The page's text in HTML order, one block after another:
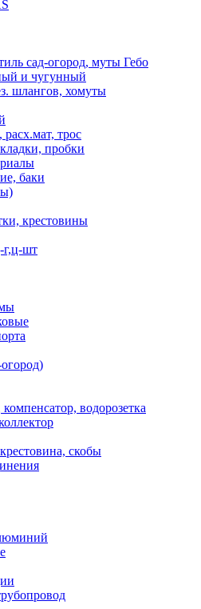
сад-огород, муты Гебо
и чугунный
шлангов, хомуты
трос
пробки
баки
крестовины
шт
водорозетка
скобы